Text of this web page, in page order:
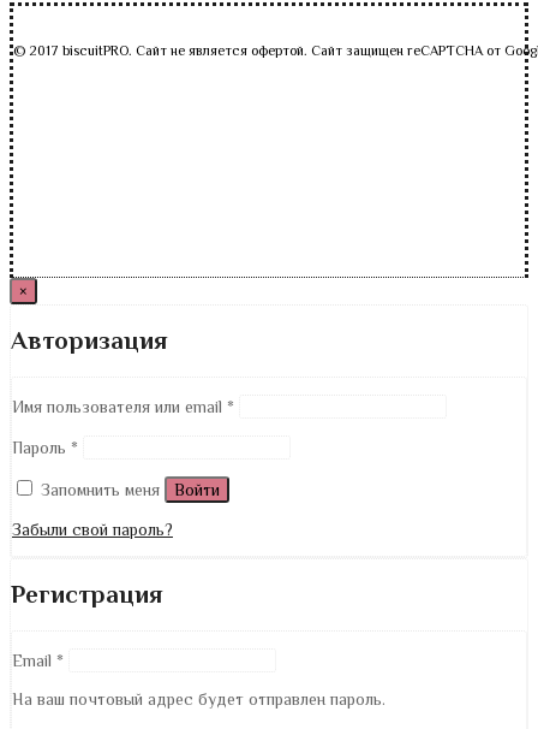
© 2017 biscuitPRO. Сайт не является офертой. Сайт защищен reCAPTCHA от
×
Авторизация
Имя пользователя или email *
Пароль *
Запомнить меня Войти
Забыли свой пароль?
Регистрация
Email *
На ваш почтовый адрес будет отправлен пароль.